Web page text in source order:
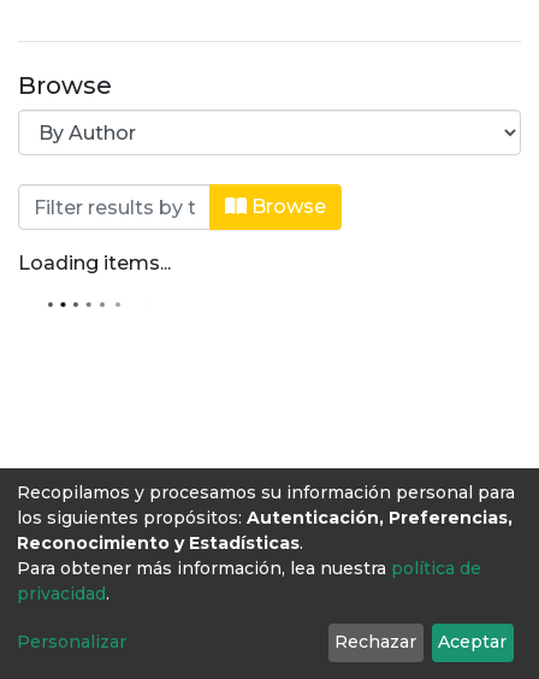
Browse
Browsing Editorial Lasallista by
Browse
Loading items...
Recopilamos y procesamos su información personal para
los siguientes propósitos: Autenticación, Preferencias,
Reconocimiento y Estadísticas.
Para obtener más información, lea nuestra política de
privacidad.
Personalizar Rechazar Aceptar